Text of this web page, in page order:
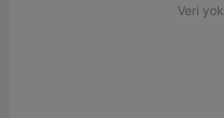
Veri yok